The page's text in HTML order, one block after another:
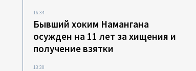
16:34
Бывший хоким Намангана
осужден на 11 лет за хищения и
получение взятки
13:30